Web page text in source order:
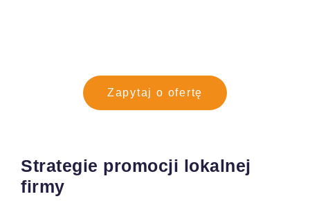
Zapytaj o ofertę
Strategie promocji lokalnej
firmy